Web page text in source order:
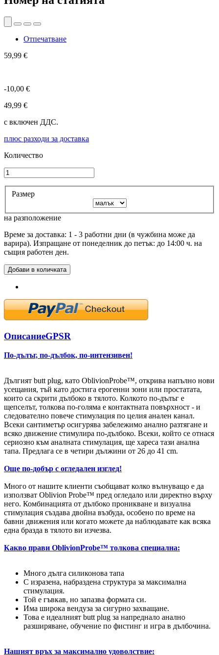
Отпечатване
59,99 €
-10,00 €
49,99 €
с включен ДДС.
плюс разходи за доставка
Количество
Размер
на разположение
Време за доставка: 1 - 3 работни дни (в чужбина може да
варира). Изпращане от понеделник до петък: до 14:00 ч. на
същия работен ден.
Добави в количката
ОписаниеGPSR
По-дълъг, по-дълбок, по-интензивен!
Дългият butt plug, като OblivionProbe™, открива напълно нови
усещания, тъй като достига ерогенни зони или простатата,
които са скрити дълбоко в тялото. Колкото по-дълъг е
щепселът, толкова по-голяма е контактната повърхност - и
следователно повече стимулация по целия анален канал.
Всеки сантиметър осигурява забележимо анално разтягане и
всяко движение стимулира по-дълбоко. Всеки, който се отнася
сериозно към аналната стимулация, ще хареса тази анална
тапа. Предлага се в четири дължини от 26 до 41 cm.
Още по-добър с огледален изглед!
Много от нашите клиенти съобщават колко вълнуващо е да
използват Oblivion Probe™ пред огледало или директно върху
него. Комбинацията от дълбоко проникване и визуална
стимулация създава двойна възбуда, особено по време на
бавни движения или когато можете да наблюдавате как всяка
една бразда в тялото ви изчезва.
Какво прави OblivionProbe™ толкова специална:
Много дълга силиконова тапа
С изразена, набраздена структура за максимална
стимулация.
Той е гъвкав, но запазва формата си.
Има широка вендуза за сигурно захващане.
Това е идеалният butt plug за напреднало анално
разширяване, обучение по фистинг и игра в дълбочина.
Нашият връх за максимално удоволствие: